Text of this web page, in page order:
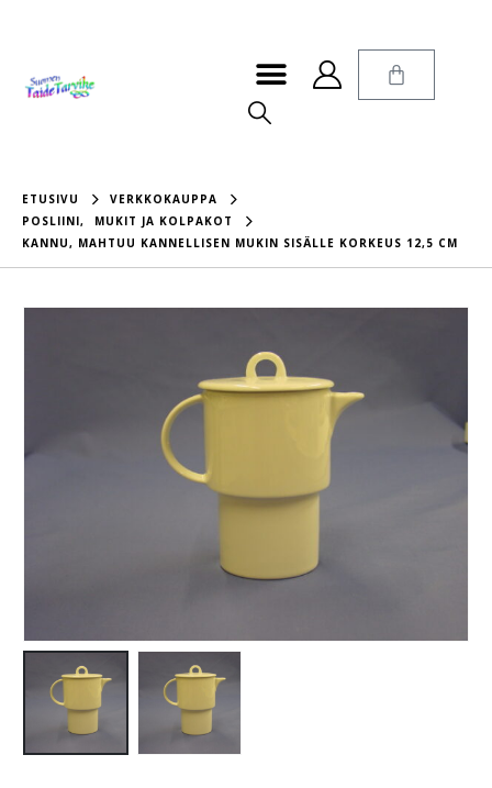
ETUSIVU
VERKKOKAUPPA
POSLIINI,
MUKIT JA KOLPAKOT
KANNU, MAHTUU KANNELLISEN MUKIN SISÄLLE KORKEUS 12,5 CM